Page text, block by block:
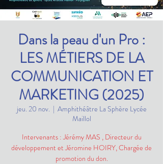
Dans la peau d'un Pro :
LES MÉTIERS DE LA
COMMUNICATION ET
MARKETING (2025)
jeu. 20 nov.
  |
Amphithéâtre La Sphère Lycée
Maillol
Intervenants : Jérémy MAS , Directeur du
développement et Jéromine HOIRY, Chargée de
promotion du don.